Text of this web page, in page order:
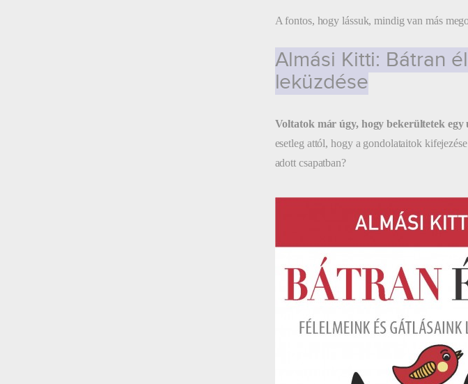
A fontos, hogy lássuk, mindig van más
Almási Kitti: Bátran
leküzdése
Voltatok már úgy, hogy bekerültetek egy
esetleg attól, hogy a gondolataitok
adott csapatban?